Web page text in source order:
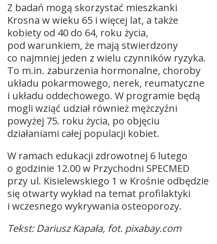
Z badań mogą skorzystać mieszkanki
Krosna w wieku 65 i więcej lat, a także
kobiety od 40 do 64, roku życia,
pod warunkiem, że mają stwierdzony
co najmniej jeden z wielu czynników ryzyka.
To m.in. zaburzenia hormonalne, choroby
układu pokarmowego, nerek, reumatyczne
i układu oddechowego. W programie będą
mogli wziąć udział również mężczyźni
powyżej 75. roku życia, po objęciu
działaniami całej populacji kobiet.
W ramach edukacji zdrowotnej 6 lutego
o godzinie 12.00 w Przychodni SPECMED
przy ul. Kisielewskiego 1 w Krośnie odbędzie
się otwarty wykład na temat profilaktyki
i wczesnego wykrywania osteoporozy.
Tekst: Dariusz Kapała, fot. pixabay.com